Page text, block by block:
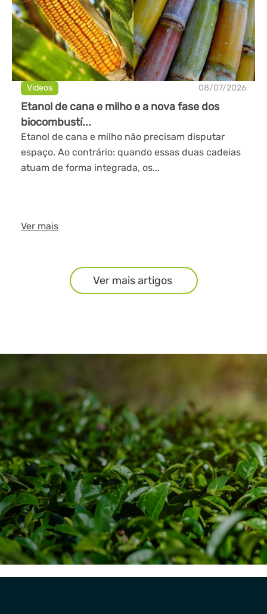
Videos 08/07/2026
Etanol de cana e milho e a nova fase dos
biocombustí...
Etanol de cana e milho não precisam disputar
espaço. Ao contrário: quando essas duas cadeias
atuam de forma integrada, os...
Ver mais
Ver mais artigos